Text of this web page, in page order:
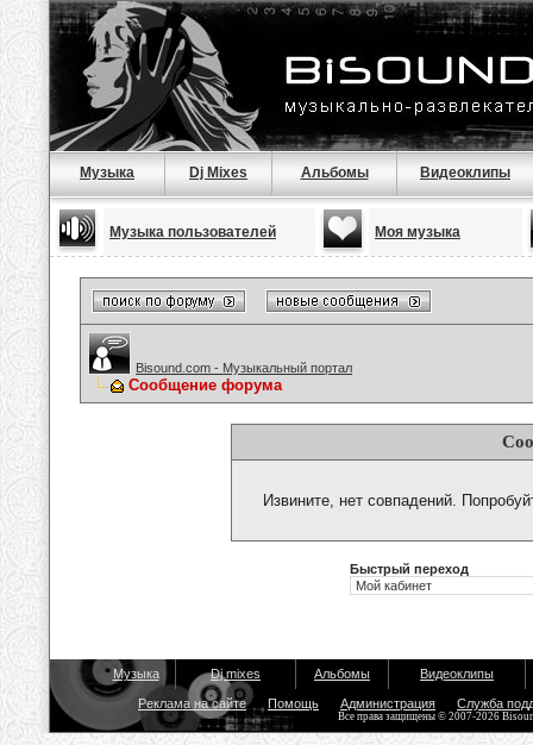
Музыка Dj Mixes Альбомы Видеоклипы
Музыка пользователей Моя музыка
Bisound.com - Музыкальный портал
Сообщение форума
Извините, нет совпадений.
Быстрый переход
Музыка Dj mixes Альбомы Видеоклипы
Реклама на сайте Помощь Администрация Служба
Все права защищены © 2007-2026